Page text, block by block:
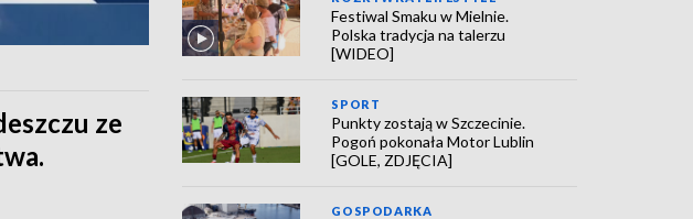
ze
Festiwal Smaku w Mielnie.
Polska tradycja na talerzu
[WIDEO]
SPORT
Punkty zostają w Szczecinie.
Pogoń pokonała Motor Lublin
[GOLE, ZDJĘCIA]
GOSPODARKA